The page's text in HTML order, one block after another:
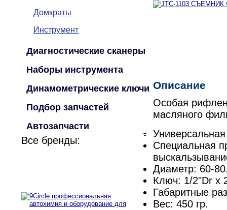
Описание
Особая
масляного
Специальная
Диаметр: 60-
Ключ: 1/2"Dr х
Габаритные
Вес: 450 гр.
Домкраты
Инструмент
Диагностические сканеры
Наборы инструмента
Динамометрические ключи
Подбор запчастей
Автозапчасти
Все бренды: